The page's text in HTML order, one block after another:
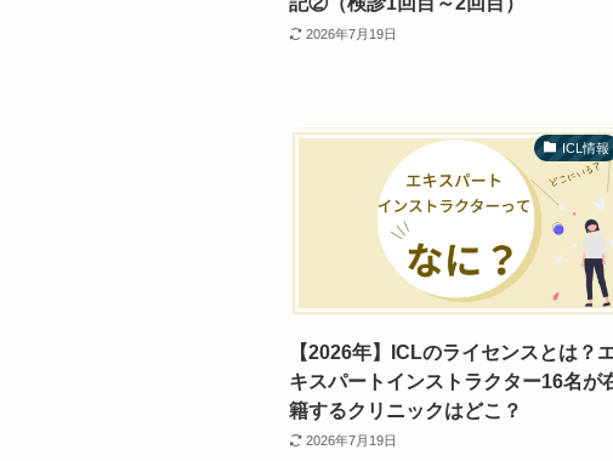
2026年7月19日
ICL情報
【2026年】ICLのライセンスとは？
キスパートインストラクター16名が
籍するクリニックはどこ？
2026年7月19日